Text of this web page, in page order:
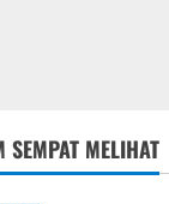
MELIHAT